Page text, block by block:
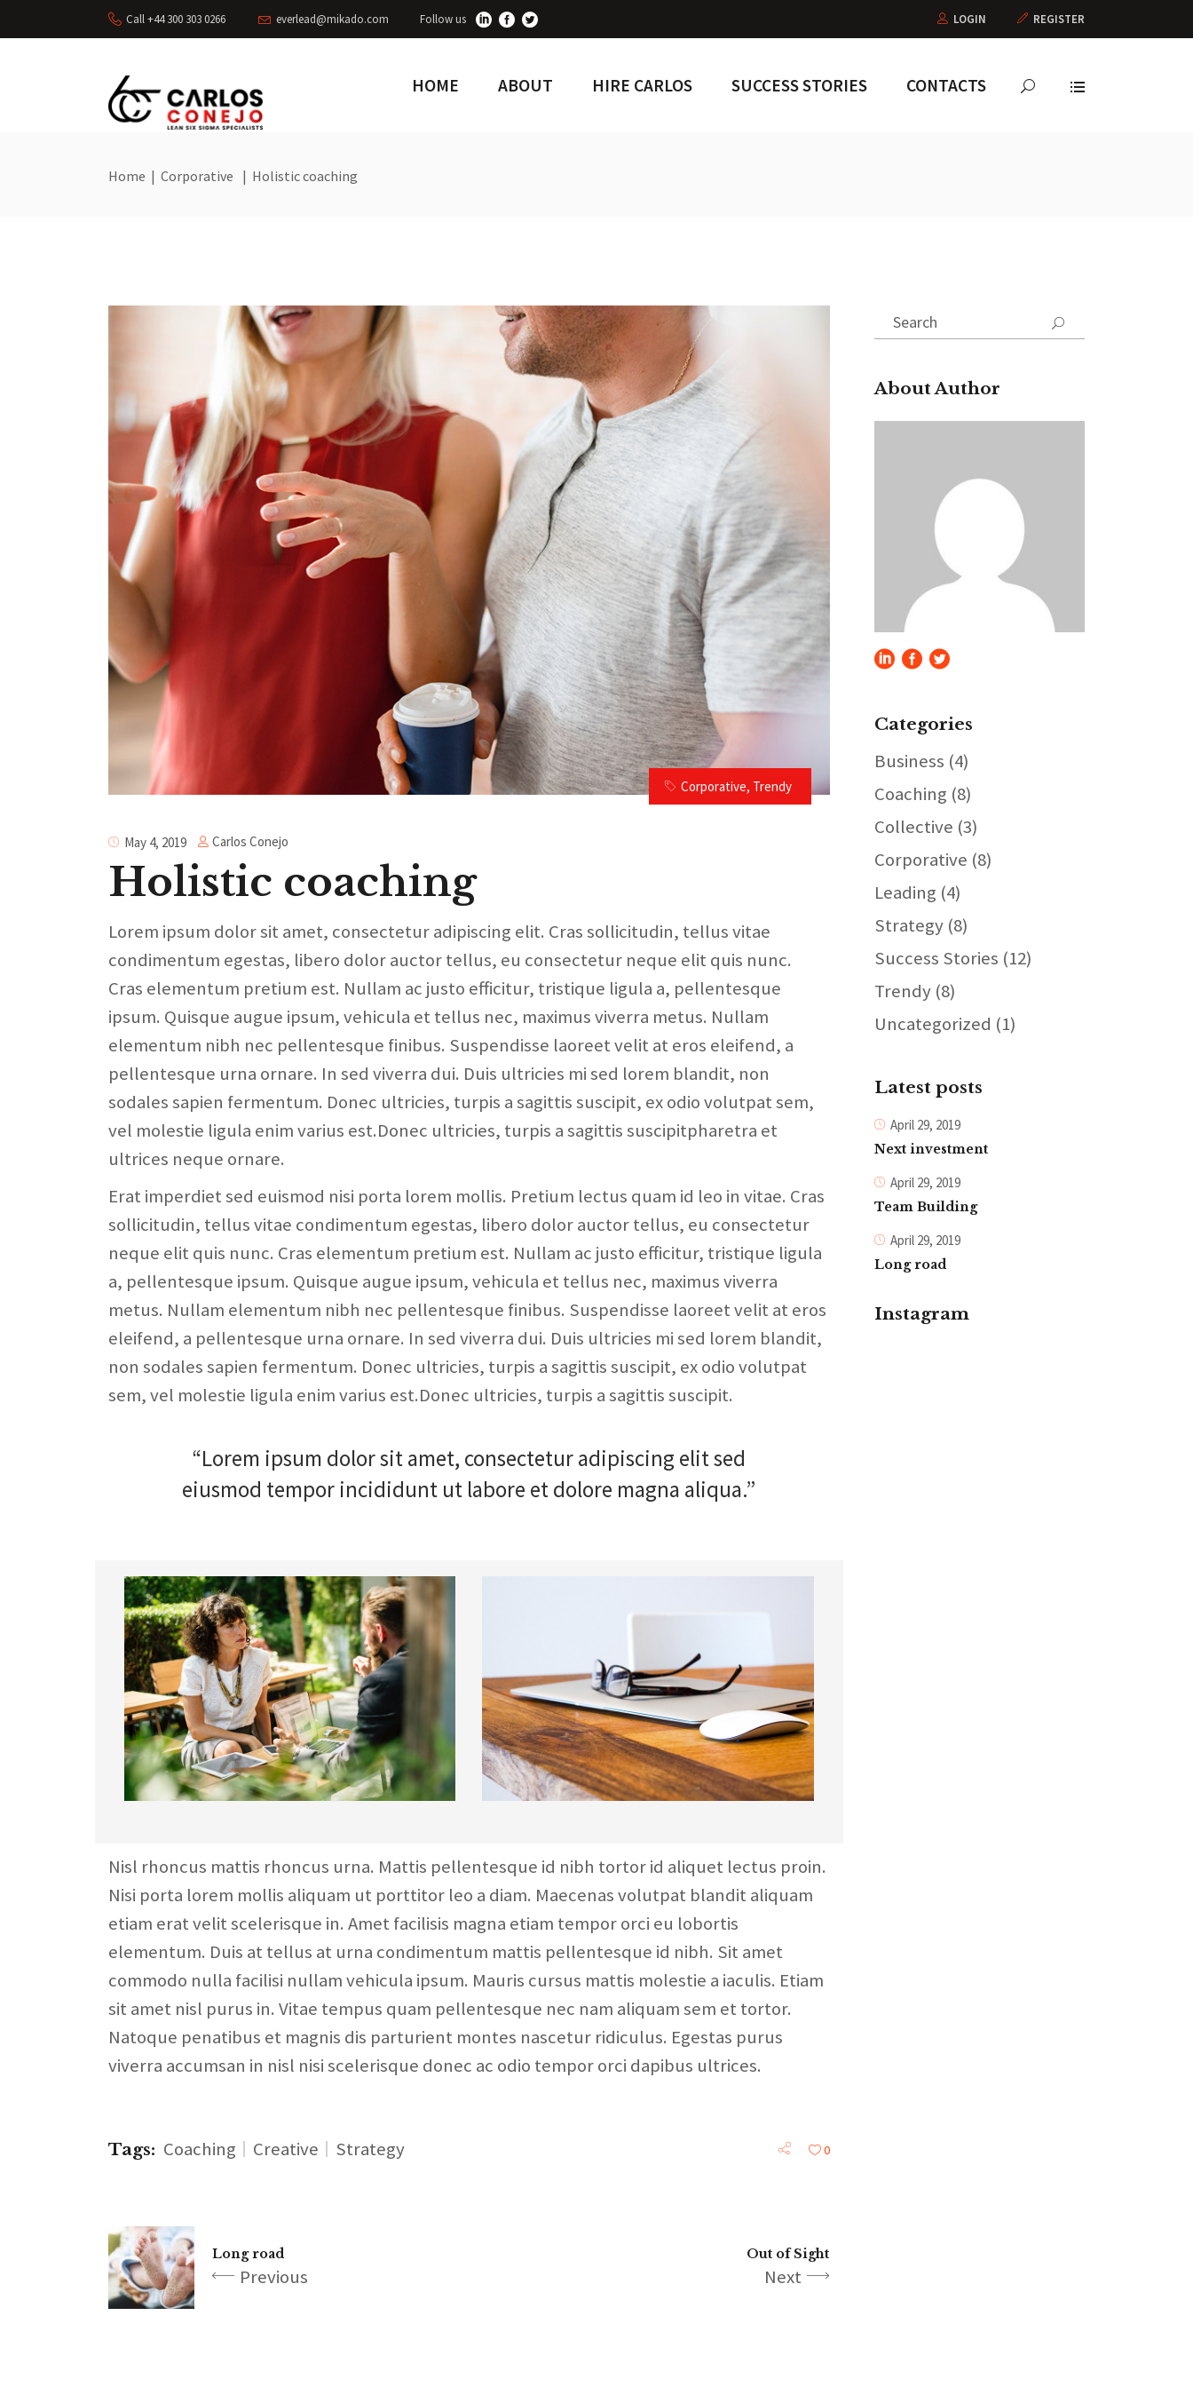
Call +44 300 303 0266 everlead@mikado.com Follow us LOGIN REGISTER
HOME ABOUT HIRE CARLOS SUCCESS STORIES CONTACTS
Home | Corporative | Holistic coaching
Corporative, Trendy
May 4, 2019 Carlos Conejo
Holistic coaching
Lorem ipsum dolor sit amet, consectetur adipiscing elit. Cras sollicitudin, tellus vitae
condimentum egestas, libero dolor auctor tellus, eu consectetur neque elit quis nunc.
Cras elementum pretium est. Nullam ac justo efficitur, tristique ligula a, pellentesque
ipsum. Quisque augue ipsum, vehicula et tellus nec, maximus viverra metus. Nullam
elementum nibh nec pellentesque finibus. Suspendisse laoreet velit at eros eleifend, a
pellentesque urna ornare. In sed viverra dui. Duis ultricies mi sed lorem blandit, non
sodales sapien fermentum. Donec ultricies, turpis a sagittis suscipit, ex odio volutpat sem,
vel molestie ligula enim varius est.Donec ultricies, turpis a sagittis suscipitpharetra et
ultrices neque ornare.
Erat imperdiet sed euismod nisi porta lorem mollis. Pretium lectus quam id leo in vitae. Cras
sollicitudin, tellus vitae condimentum egestas, libero dolor auctor tellus, eu consectetur
neque elit quis nunc. Cras elementum pretium est. Nullam ac justo efficitur, tristique ligula
a, pellentesque ipsum. Quisque augue ipsum, vehicula et tellus nec, maximus viverra
metus. Nullam elementum nibh nec pellentesque finibus. Suspendisse laoreet velit at eros
eleifend, a pellentesque urna ornare. In sed viverra dui. Duis ultricies mi sed lorem blandit,
non sodales sapien fermentum. Donec ultricies, turpis a sagittis suscipit, ex odio volutpat
sem, vel molestie ligula enim varius est.Donec ultricies, turpis a sagittis suscipit.
“Lorem ipsum dolor sit amet, consectetur adipiscing elit sed
eiusmod tempor incididunt ut labore et dolore magna aliqua.”
Nisl rhoncus mattis rhoncus urna. Mattis pellentesque id nibh tortor id aliquet lectus proin.
Nisi porta lorem mollis aliquam ut porttitor leo a diam. Maecenas volutpat blandit aliquam
etiam erat velit scelerisque in. Amet facilisis magna etiam tempor orci eu lobortis
elementum. Duis at tellus at urna condimentum mattis pellentesque id nibh. Sit amet
commodo nulla facilisi nullam vehicula ipsum. Mauris cursus mattis molestie a iaculis. Etiam
sit amet nisl purus in. Vitae tempus quam pellentesque nec nam aliquam sem et tortor.
Natoque penatibus et magnis dis parturient montes nascetur ridiculus. Egestas purus
viverra accumsan in nisl nisi scelerisque donec ac odio tempor orci dapibus ultrices.
Tags: Coaching Creative Strategy 0
Long road
Previous
Out of Sight
Next
Search
for:
About Author
Categories
Business (4)
Coaching (8)
Collective (3)
Corporative (8)
Leading (4)
Strategy(8)
Success Stories (12)
Trendy(8)
Uncategorized (1)
Latest posts
April 29, 2019
Next investment
April 29, 2019
Team Building
April 29, 2019
Long road
Instagram